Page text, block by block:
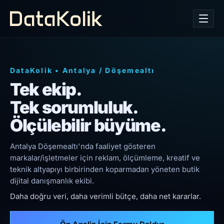
DataKolik • Antalya / Döşemealtı
Tek ekip.
Tek sorumluluk.
Ölçülebilir büyüme.
Antalya Döşemealtı'nda faaliyet gösteren
markalar/işletmeler için reklam, ölçümleme, kreatif ve
teknik altyapıyı birbirinden koparmadan yöneten butik
dijital danışmanlık ekibi.
Daha doğru veri, daha verimli bütçe, daha net kararlar.